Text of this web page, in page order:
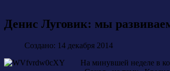
Денис Луговик: мы
Создано: 14 декабря 2014
На минувшей неделе в